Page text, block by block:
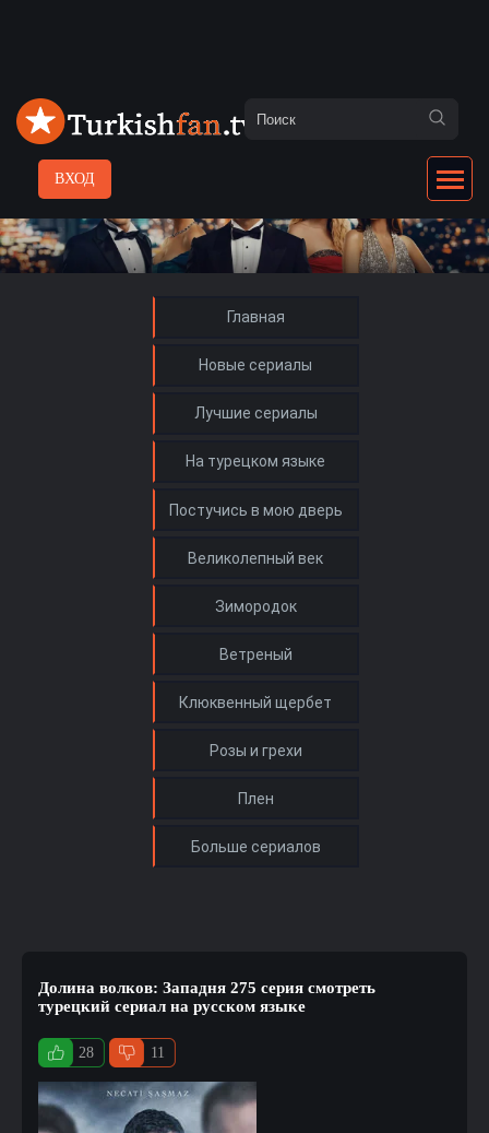
ВХОД
Главная
Новые сериалы
Лучшие сериалы
На турецком языке
Долина волков: Западня 275 серия смотреть
турецкий сериал на русском языке
28 11